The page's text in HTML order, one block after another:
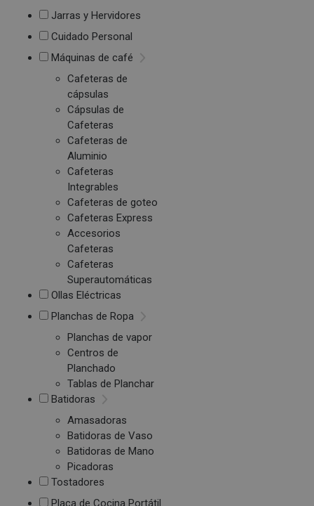
Jarras y Hervidores
Cuidado Personal
Máquinas de café
Cafeteras de
cápsulas
Cápsulas de
Cafeteras
Cafeteras de
Aluminio
Cafeteras
Integrables
Cafeteras de goteo
Cafeteras Express
Accesorios
Cafeteras
Cafeteras
Superautomáticas
Ollas Eléctricas
Planchas de Ropa
Planchas de vapor
Centros de
Planchado
Tablas de Planchar
Batidoras
Amasadoras
Batidoras de Vaso
Batidoras de Mano
Picadoras
Tostadores
Placa de Cocina Portátil